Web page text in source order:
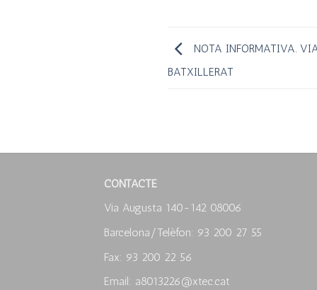
NOTA INFORMATIVA.
BATXILLERAT
CONTACTE
Via Augusta 140-142 08006
Barcelona/Telèfon: 93 200 27 55
Fax: 93 200 22 56
Email: a8013226@xtec.cat